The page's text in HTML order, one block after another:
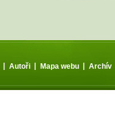
| Autoři | Mapa webu | Archív